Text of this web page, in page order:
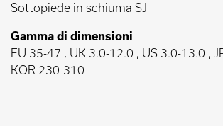
Sottopiede in schiuma SJ
Gamma di dimensioni
EU 35-47 , UK 3.0-12.0 , US 3.0-13.0 ,
KOR 230-310